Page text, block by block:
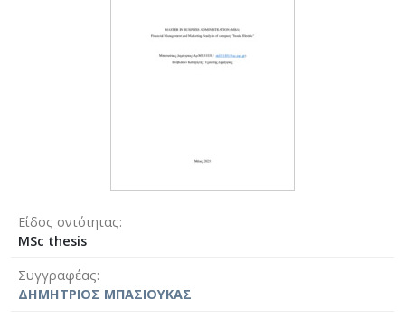
Είδος οντότητας
MSc thesis
Συγγραφέας
ΔΗΜΗΤΡΙΟΣ ΜΠΑΣΙΟΥΚΑΣ